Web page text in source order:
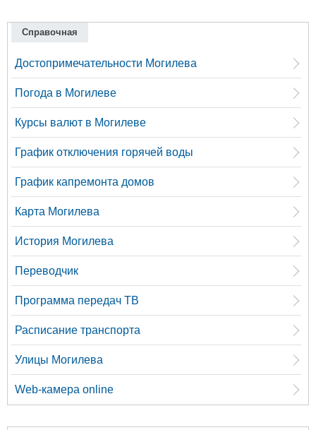
Справочная
Достопримечательности Могилева
Погода в Могилеве
Курсы валют в Могилеве
График отключения горячей воды
График капремонта домов
Карта Могилева
История Могилева
Переводчик
Программа передач ТВ
Расписание транспорта
Улицы Могилева
Web-камера online